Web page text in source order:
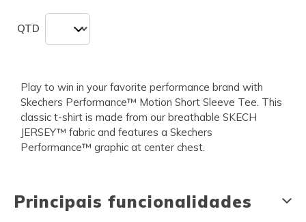
QTD
Play to win in your favorite performance brand with
Skechers Performance™ Motion Short Sleeve Tee. This
classic t-shirt is made from our breathable SKECH
JERSEY™ fabric and features a Skechers
Performance™ graphic at center chest.
Principais funcionalidades